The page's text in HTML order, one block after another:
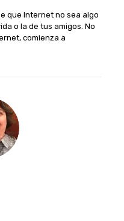
que Internet no sea algo
o la de tus amigos. No
comienza a